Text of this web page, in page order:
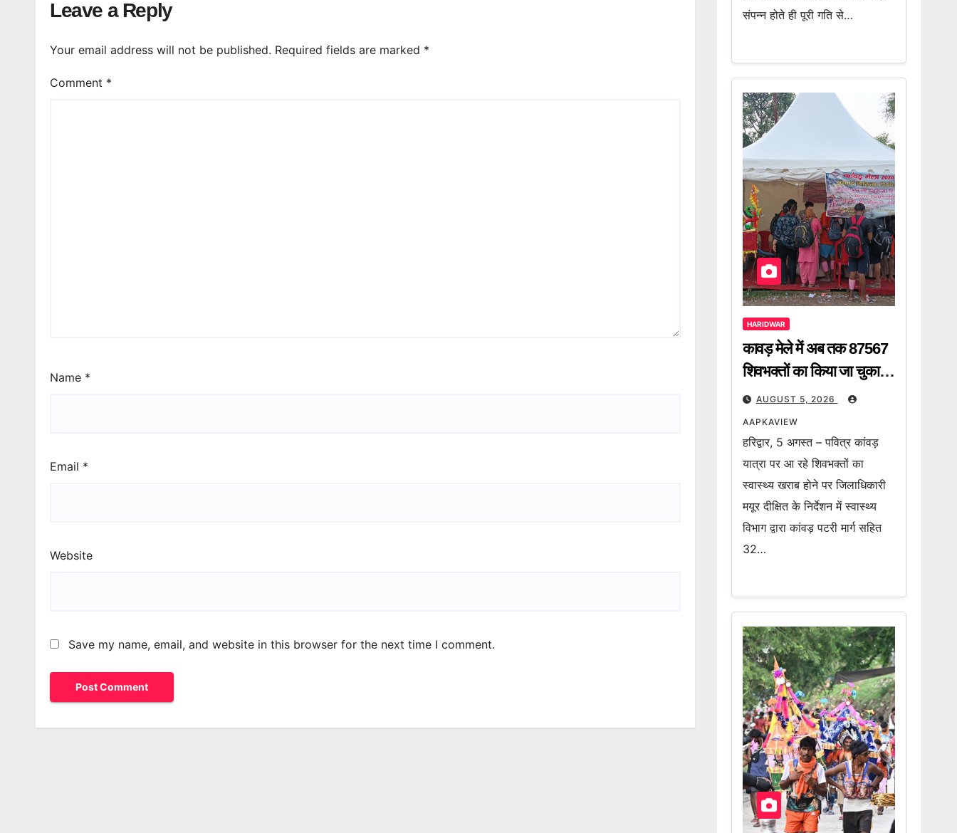
Leave a Reply
Your email address will not be published. Required fields are marked *
Comment *
Name *
Email *
Website
Save my name, email, and website in this browser for the next time I comment.
संपन्न होते ही पूरी गति से…
HARIDWAR
कावड़ मेले में अब तक 87567
शिवभक्तों का किया जा चुका है
निशुल्क उपचार
AUGUST 5, 2026
AAPKAVIEW
हरिद्वार, 5 अगस्त – पवित्र कांवड़
यात्रा पर आ रहे शिवभक्तों का
स्वास्थ्य खराब होने पर जिलाधिकारी
मयूर दीक्षित के निर्देशन में स्वास्थ्य
विभाग द्वारा कांवड़ पटरी मार्ग सहित
32…